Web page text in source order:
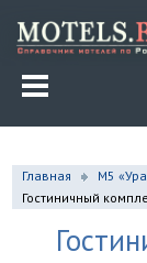
Главная М5
Гостиничный